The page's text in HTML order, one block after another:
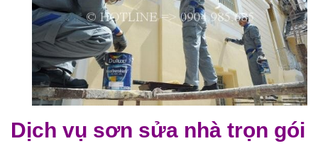
Dịch vụ sơn sửa nhà trọn gói